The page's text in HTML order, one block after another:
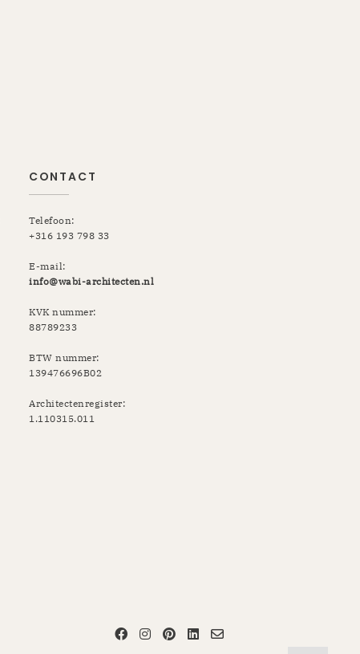
CONTACT
Telefoon:
+316 193 798 33
E-mail:
info@wabi-architecten.nl
KVK nummer:
88789233
BTW nummer:
139476696B02
Architectenregister:
1.110315.011